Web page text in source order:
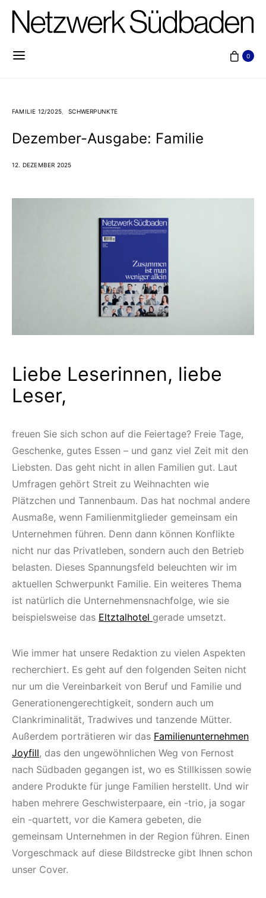
0
FAMILIE 12/2025 SCHWERPUNKTE
Dezember-Ausgabe: Familie
12. DEZEMBER 2025
Liebe Leserinnen, liebe
Leser,
freuen Sie sich schon auf die Feiertage? Freie Tage,
Geschenke, gutes Essen – und ganz viel Zeit mit den
Liebsten. Das geht nicht in allen Familien gut. Laut
Umfragen gehört Streit zu Weihnachten wie
Plätzchen und Tannenbaum. Das hat nochmal andere
Ausmaße, wenn Familienmitglieder gemeinsam ein
Unternehmen führen. Denn dann können Konflikte
nicht nur das Privatleben, sondern auch den Betrieb
belasten. Dieses Spannungsfeld beleuchten wir im
aktuellen Schwerpunkt Familie. Ein weiteres Thema
ist natürlich die Unternehmensnachfolge, wie sie
beispielsweise das Eltztalhotel gerade umsetzt.
Wie immer hat unsere Redaktion zu vielen Aspekten
recherchiert. Es geht auf den folgenden Seiten nicht
nur um die Vereinbarkeit von Beruf und Familie und
Generationengerechtigkeit, sondern auch um
Clankriminalität, Tradwives und tanzende Mütter.
Außerdem porträtieren wir das Familienunternehmen
Joyfill, das den ungewöhnlichen Weg von Fernost
nach Südbaden gegangen ist, wo es Stillkissen sowie
andere Produkte für junge Familien herstellt. Und wir
haben mehrere Geschwisterpaare, ein -trio, ja sogar
ein -quartett, vor die Kamera gebeten, die
gemeinsam Unternehmen in der Region führen. Einen
Vorgeschmack auf diese Bildstrecke gibt Ihnen schon
unser Cover.